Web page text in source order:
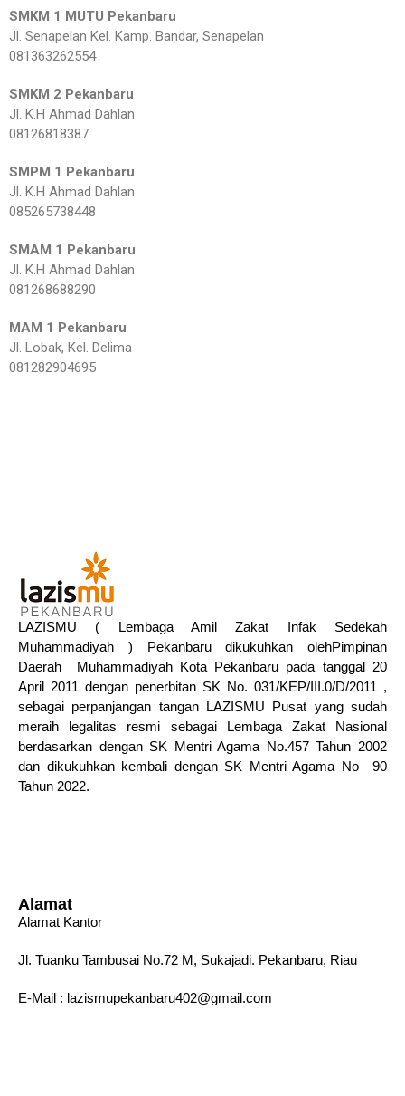
SMKM 1 MUTU Pekanbaru
Jl. Senapelan Kel. Kamp. Bandar, Senapelan
081363262554
SMKM 2 Pekanbaru
Jl. K.H Ahmad Dahlan
08126818387
SMPM 1 Pekanbaru
Jl. K.H Ahmad Dahlan
085265738448
SMAM 1 Pekanbaru
Jl. K.H Ahmad Dahlan
081268688290
MAM 1 Pekanbaru
Jl. Lobak, Kel. Delima
081282904695
LAZISMU ( Lembaga Amil Zakat Infak Sedekah
Muhammadiyah ) Pekanbaru dikukuhkan olehPimpinan
Daerah Muhammadiyah Kota Pekanbaru pada tanggal 20
April 2011 dengan penerbitan SK No. 031/KEP/III.0/D/2011 ,
sebagai perpanjangan tangan LAZISMU Pusat yang sudah
meraih legalitas resmi sebagai Lembaga Zakat Nasional
berdasarkan dengan SK Mentri Agama No.457 Tahun 2002
dan dikukuhkan kembali dengan SK Mentri Agama No 90
Tahun 2022.
Alamat
Alamat Kantor
Jl. Tuanku Tambusai No.72 M, Sukajadi. Pekanbaru, Riau
E-Mail : lazismupekanbaru402@gmail.com